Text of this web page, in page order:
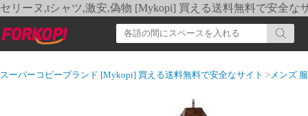
セリーヌ,tシャツ,激安,偽物 [Mykopi] 買える送料無料で安全な
スーパーコピーブランド [Mykopi] 買える送料無料で安全なサイト >メンズ 服